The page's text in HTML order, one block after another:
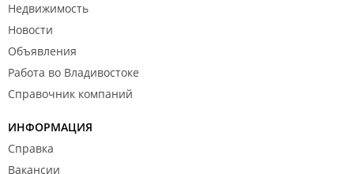
Недвижимость
Новости
Объявления
Работа во Владивостоке
Справочник компаний
ИНФОРМАЦИЯ
Справка
Вакансии